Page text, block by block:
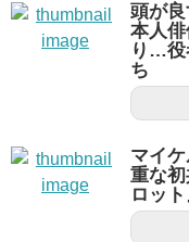
頭が
本人
り…役
ち
マイ
重な
ロッ